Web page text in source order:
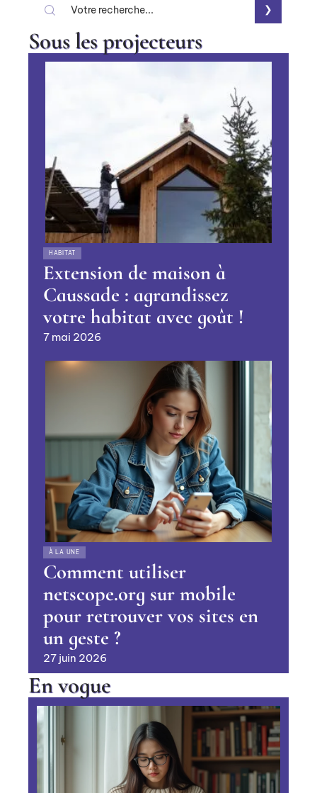
Sous les projecteurs
HABITAT
Extension de maison à
Caussade : agrandissez
votre habitat avec goût !
7 mai 2026
À LA UNE
Comment utiliser
netscope.org sur mobile
pour retrouver vos sites en
un geste ?
27 juin 2026
En vogue